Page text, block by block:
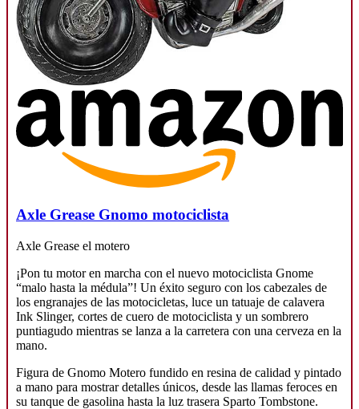
Axle Grease Gnomo motociclista
Axle Grease el motero
¡Pon tu motor en marcha con el nuevo motociclista Gnome
“malo hasta la médula”! Un éxito seguro con los cabezales de
los engranajes de las motocicletas, luce un tatuaje de calavera
Ink Slinger, cortes de cuero de motociclista y un sombrero
puntiagudo mientras se lanza a la carretera con una cerveza en la
mano.
Figura de Gnomo Motero fundido en resina de calidad y pintado
a mano para mostrar detalles únicos, desde las llamas feroces en
su tanque de gasolina hasta la luz trasera Sparto Tombstone.